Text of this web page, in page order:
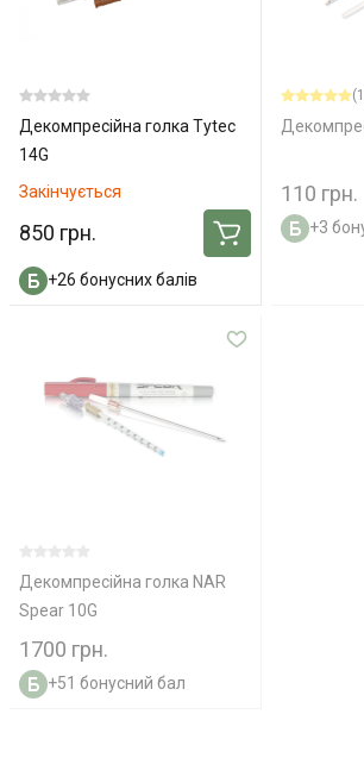
Декомпресійна голка Tytec
14G
Закінчується
850 грн.
+26 бонусних балів
110 грн.
+3
Декомпресійна голка NAR
Spear 10G
1700 грн.
+51 бонусний бал